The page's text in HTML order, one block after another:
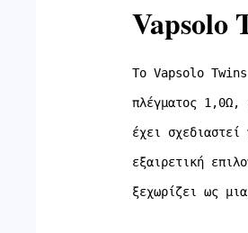
Vapsolo
Το Vapsolo
πλέγματος 1,0Ω,
έχει
εξαιρετική
ξεχωρίζει ως